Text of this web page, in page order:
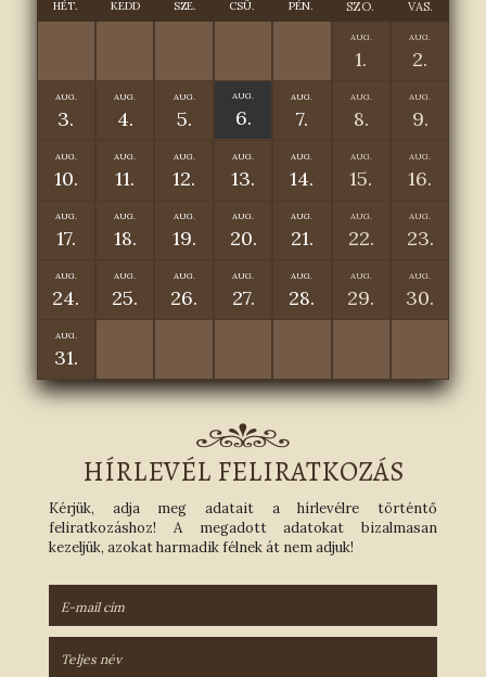
HÉT. KEDD SZE. CSÜ. PÉN. SZO. VAS.
AUG.
1.
AUG.
2.
AUG.
3.
AUG.
4.
AUG.
5.
AUG.
6.
AUG.
7.
AUG.
8.
AUG.
9.
AUG.
10.
AUG.
11.
AUG.
12.
AUG.
13.
AUG.
14.
AUG.
15.
AUG.
16.
AUG.
17.
AUG.
18.
AUG.
19.
AUG.
20.
AUG.
21.
AUG.
22.
AUG.
23.
AUG.
24.
AUG.
25.
AUG.
26.
AUG.
27.
AUG.
28.
AUG.
29.
AUG.
30.
AUG.
31.
HÍRLEVÉL FELIRATKOZÁS
Kérjük, adja meg adatait a hírlevélre történtő
feliratkozáshoz! A megadott adatokat bizalmasan
kezeljük, azokat harmadik félnek át nem adjuk!